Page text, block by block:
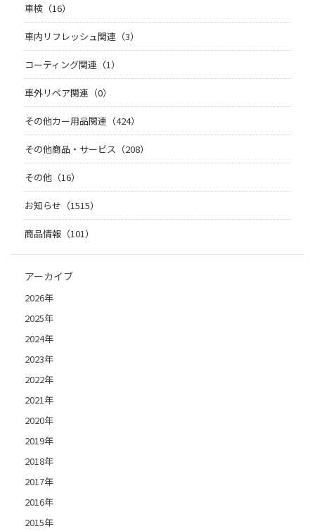
車検（16）
車内リフレッシュ関連（3）
コーティング関連（1）
車外リペア関連（0）
その他カー用品関連（424）
その他商品・サービス（208）
その他（16）
お知らせ（1515）
商品情報（101）
アーカイブ
2026年
2025年
2024年
2023年
2022年
2021年
2020年
2019年
2018年
2017年
2016年
2015年